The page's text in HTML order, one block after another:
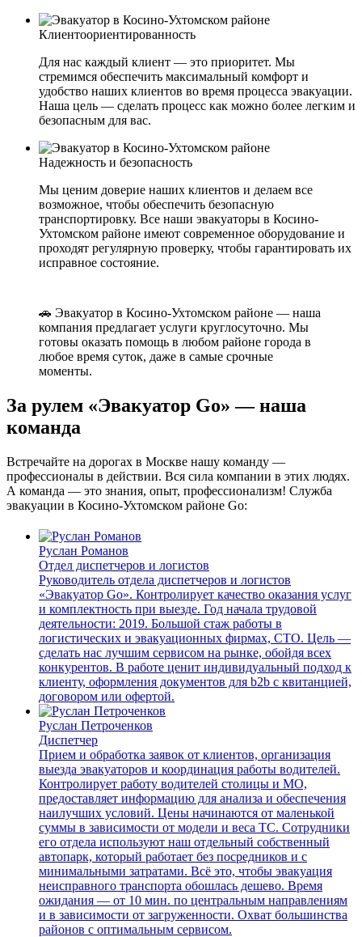
Клиентоориентированность
Для нас каждый клиент — это приоритет. Мы
стремимся обеспечить максимальный комфорт и
удобство наших клиентов во время процесса эвакуации.
Наша цель — сделать процесс как можно более легким и
безопасным для вас.
Надежность и безопасность
Мы ценим доверие наших клиентов и делаем все
возможное, чтобы обеспечить безопасную
транспортировку. Все наши эвакуаторы в Косино-
Ухтомском районе имеют современное оборудование и
проходят регулярную проверку, чтобы гарантировать их
исправное состояние.
🚗 Эвакуатор в Косино-Ухтомском районе — наша
компания предлагает услуги круглосуточно. Мы
готовы оказать помощь в любом районе города в
любое время суток, даже в самые срочные
моменты.
За рулем «Эвакуатор Go» — наша
команда
Встречайте на дорогах в Москве нашу команду —
профессионалы в действии. Вся сила компании в этих людях.
А команда — это знания, опыт, профессионализм! Служба
эвакуации в Косино-Ухтомском районе Go:
Руслан Романов
Отдел диспетчеров и логистов
Руководитель отдела диспетчеров и логистов
«Эвакуатор Go». Контролирует качество оказания услуг
и комплектность при выезде. Год начала трудовой
деятельности: 2019. Большой стаж работы в
логистических и эвакуационных фирмах, СТО. Цель —
сделать нас лучшим сервисом на рынке, обойдя всех
конкурентов. В работе ценит индивидуальный подход к
клиенту, оформления документов для b2b с квитанцией,
договором или офертой.
Руслан Петроченков
Диспетчер
Прием и обработка заявок от клиентов, организация
выезда эвакуаторов и координация работы водителей.
Контролирует работу водителей столицы и МО,
предоставляет информацию для анализа и обеспечения
наилучших условий. Цены начинаются от маленькой
суммы в зависимости от модели и веса ТС. Сотрудники
его отдела используют наш отдельный собственный
автопарк, который работает без посредников и с
минимальными затратами. Всё это, чтобы эвакуация
неисправного транспорта обошлась дешево. Время
ожидания — от 10 мин. по центральным направлениям
и в зависимости от загруженности. Охват большинства
районов с оптимальным сервисом.